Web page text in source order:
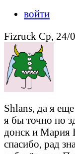
войти
Fizruck Ср, 24/
Shlans, да я
я бы точно по
донск и
спасибо, рад